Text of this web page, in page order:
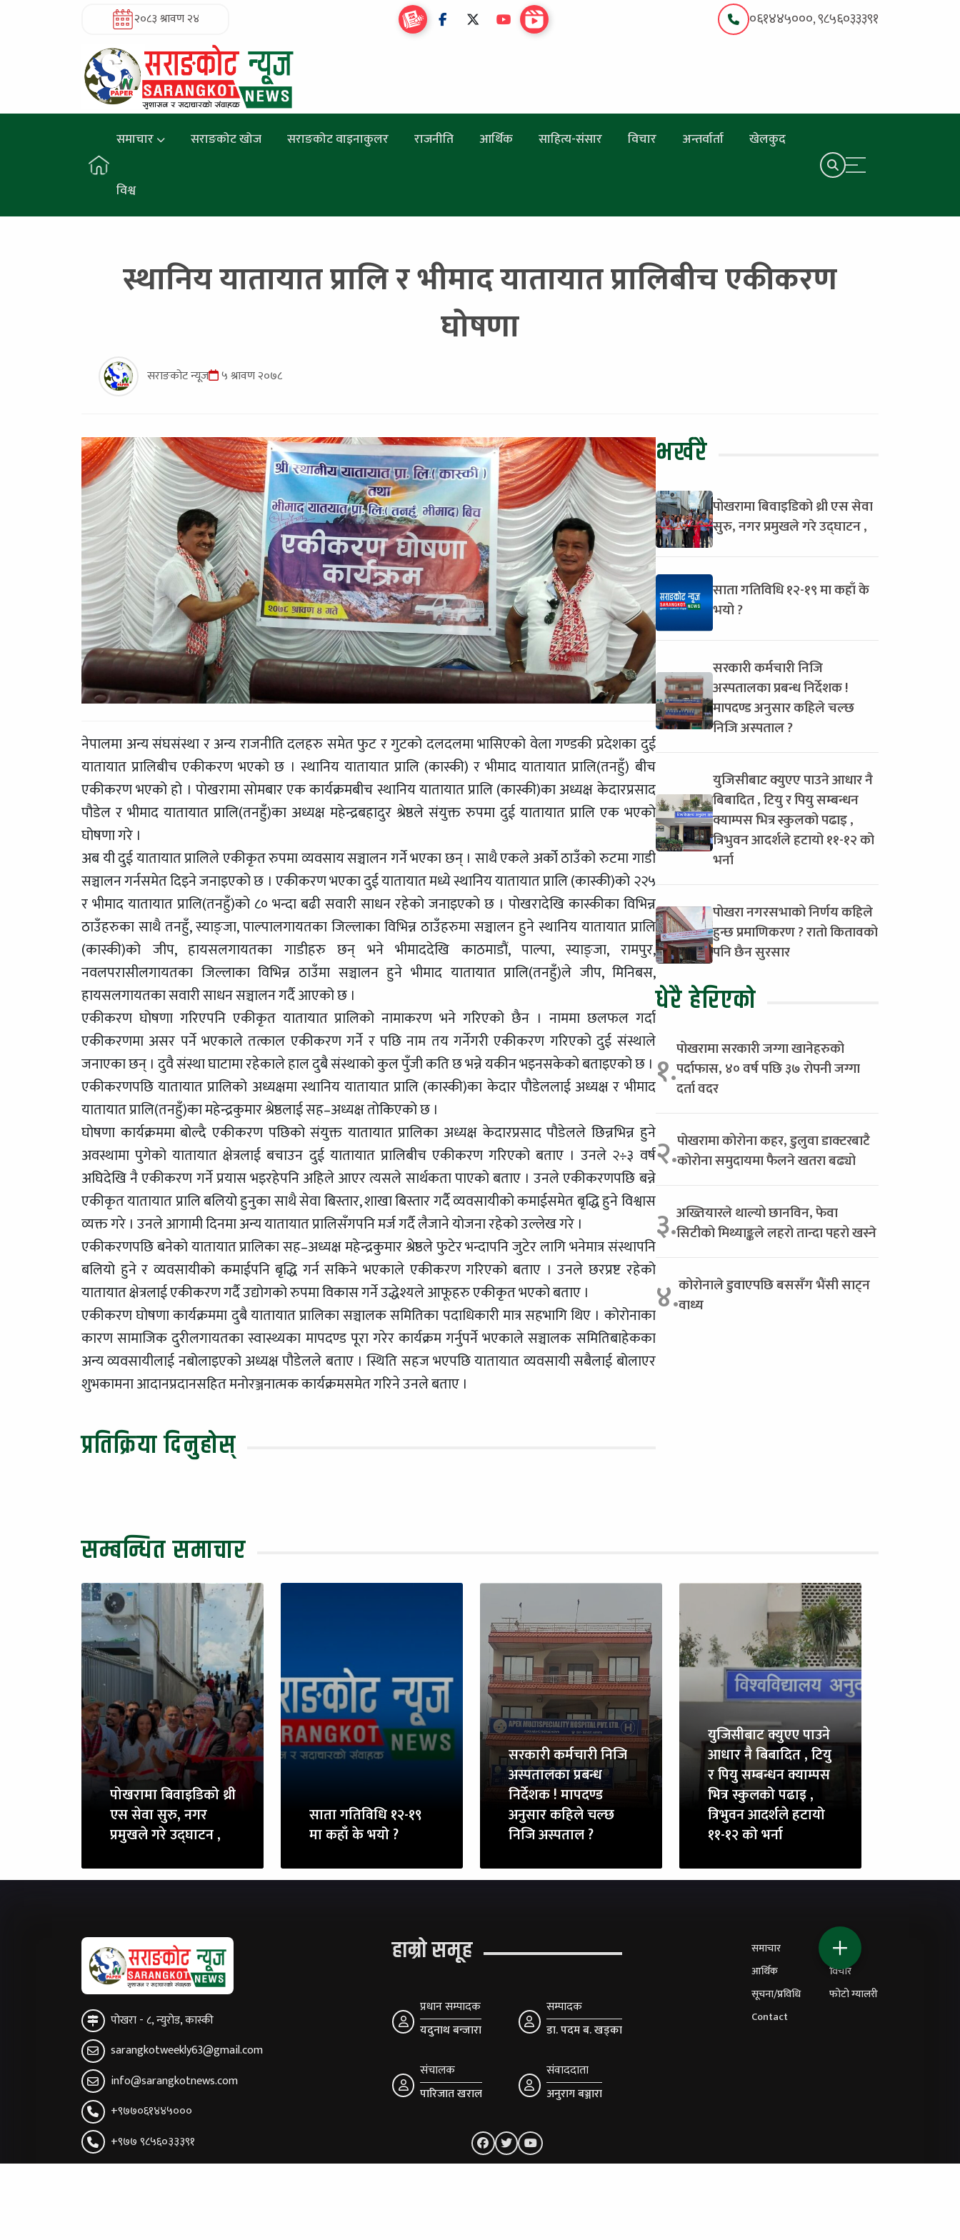
२०८३ श्रावण २४ ०६१४४५०००, ९८५६०३३३९१
समाचार सराङकोट खोज सराङकोट वाइनाकुलर राजनीति आर्थिक साहित्य-संसार विचार अन्तर्वार्ता खेलकुद
विश्व
स्थानिय यातायात प्रालि र भीमाद यातायात प्रालिबीच एकीकरण
घोषणा
सराङकोट न्यूज ५ श्रावण २०७८
नेपालमा अन्य संघसंस्था र अन्य राजनीति दलहरु समेत फुट र गुटको दलदलमा भासिएको वेला गण्डकी प्रदेशका दुई
यातायात प्रालिबीच एकीकरण भएको छ । स्थानिय यातायात प्रालि (कास्की) र भीमाद यातायात प्रालि(तनहुँ) बीच
एकीकरण भएको हो । पोखरामा सोमबार एक कार्यक्रमबीच स्थानिय यातायात प्रालि (कास्की)का अध्यक्ष केदारप्रसाद
पौडेल र भीमाद यातायात प्रालि(तनहुँ)का अध्यक्ष महेन्द्रबहादुर श्रेष्ठले संयुक्त रुपमा दुई यातायात प्रालि एक भएको
घोषणा गरे ।
अब यी दुई यातायात प्रालिले एकीकृत रुपमा व्यवसाय सञ्चालन गर्ने भएका छन् । साथै एकले अर्को ठाउँको रुटमा गाडी
सञ्चालन गर्नसमेत दिइने जनाइएको छ । एकीकरण भएका दुई यातायात मध्ये स्थानिय यातायात प्रालि (कास्की)को २२५
र भीमाद यातायात प्रालि(तनहुँ)को ८० भन्दा बढी सवारी साधन रहेको जनाइएको छ । पोखरादेखि कास्कीका विभिन्न
ठाउँहरुका साथै तनहुँ, स्याङ्जा, पाल्पालगायतका जिल्लाका विभिन्न ठाउँहरुमा सञ्चालन हुने स्थानिय यातायात प्रालि
(कास्की)को जीप, हायसलगायतका गाडीहरु छन् भने भीमाददेखि काठमाडौं, पाल्पा, स्याङ्जा, रामपुर,
नवलपरासीलगायतका जिल्लाका विभिन्न ठाउँमा सञ्चालन हुने भीमाद यातायात प्रालि(तनहुँ)ले जीप, मिनिबस,
हायसलगायतका सवारी साधन सञ्चालन गर्दै आएको छ ।
एकीकरण घोषणा गरिएपनि एकीकृत यातायात प्रालिको नामाकरण भने गरिएको छैन । नाममा छलफल गर्दा
एकीकरणमा असर पर्ने भएकाले तत्काल एकीकरण गर्ने र पछि नाम तय गर्नेगरी एकीकरण गरिएको दुई संस्थाले
जनाएका छन् । दुवै संस्था घाटामा रहेकाले हाल दुबै संस्थाको कुल पुँजी कति छ भन्ने यकीन भइनसकेको बताइएको छ ।
एकीकरणपछि यातायात प्रालिको अध्यक्षमा स्थानिय यातायात प्रालि (कास्की)का केदार पौडेललाई अध्यक्ष र भीमाद
यातायात प्रालि(तनहुँ)का महेन्द्रकुमार श्रेष्ठलाई सह–अध्यक्ष तोकिएको छ ।
घोषणा कार्यक्रममा बोल्दै एकीकरण पछिको संयुक्त यातायात प्रालिका अध्यक्ष केदारप्रसाद पौडेलले छिन्नभिन्न हुने
अवस्थामा पुगेको यातायात क्षेत्रलाई बचाउन दुई यातायात प्रालिबीच एकीकरण गरिएको बताए । उनले २÷३ वर्ष
अघिदेखि नै एकीकरण गर्ने प्रयास भइरहेपनि अहिले आएर त्यसले सार्थकता पाएको बताए । उनले एकीकरणपछि बन्ने
एकीकृत यातायात प्रालि बलियो हुनुका साथै सेवा बिस्तार, शाखा बिस्तार गर्दै व्यवसायीको कमाईसमेत बृद्धि हुने विश्वास
व्यक्त गरे । उनले आगामी दिनमा अन्य यातायात प्रालिसँगपनि मर्ज गर्दै लैजाने योजना रहेको उल्लेख गरे ।
एकीकरणपछि बनेको यातायात प्रालिका सह–अध्यक्ष महेन्द्रकुमार श्रेष्ठले फुटेर भन्दापनि जुटेर लागि भनेमात्र संस्थापनि
बलियो हुने र व्यवसायीको कमाईपनि बृद्धि गर्न सकिने भएकाले एकीकरण गरिएको बताए । उनले छरप्रष्ट रहेको
यातायात क्षेत्रलाई एकीकरण गर्दै उद्योगको रुपमा विकास गर्ने उद्धेश्यले आफूहरु एकीकृत भएको बताए ।
एकीकरण घोषणा कार्यक्रममा दुबै यातायात प्रालिका सञ्चालक समितिका पदाधिकारी मात्र सहभागि थिए । कोरोनाका
कारण सामाजिक दुरीलगायतका स्वास्थ्यका मापदण्ड पूरा गरेर कार्यक्रम गर्नुपर्ने भएकाले सञ्चालक समितिबाहेकका
अन्य व्यवसायीलाई नबोलाइएको अध्यक्ष पौडेलले बताए । स्थिति सहज भएपछि यातायात व्यवसायी सबैलाई बोलाएर
शुभकामना आदानप्रदानसहित मनोरञ्जनात्मक कार्यक्रमसमेत गरिने उनले बताए ।
प्रतिक्रिया दिनुहोस्
भर्खरै
पोखरामा बिवाइडिको थ्री एस सेवा
सुरु, नगर प्रमुखले गरे उद्घाटन ,
साता गतिविधि १२-१९ मा कहाँ के
भयो ?
सरकारी कर्मचारी निजि
अस्पतालका प्रबन्ध निर्देशक !
मापदण्ड अनुसार कहिले चल्छ
निजि अस्पताल ?
युजिसीबाट क्युएए पाउने आधार नै
बिबादित , टियु र पियु सम्बन्धन
क्याम्पस भित्र स्कुलको पढाइ ,
त्रिभुवन आदर्शले हटायो ११-१२ को
भर्ना
पोखरा नगरसभाको निर्णय कहिले
हुन्छ प्रमाणिकरण ? रातो कितावको
पनि छैन सुरसार
धेरै हेरिएको
१.पोखरामा सरकारी जग्गा खानेहरुको
पर्दाफास, ४० वर्ष पछि ३७ रोपनी जग्गा
दर्ता वदर
२.पोखरामा कोरोना कहर, डुलुवा डाक्टरबाटै
कोरोना समुदायमा फैलने खतरा बढ्यो
३.अख्तियारले थाल्यो छानविन, फेवा
सिटीको मिथ्याङ्कले लहरो तान्दा पहरो खस्ने
४.कोरोनाले डुवाएपछि बससँग भैंसी साट्न
वाध्य
सम्बन्धित समाचार
पोखरामा बिवाइडिको थ्री
एस सेवा सुरु, नगर
प्रमुखले गरे उद्घाटन ,
साता गतिविधि १२-१९
मा कहाँ के भयो ?
सरकारी कर्मचारी निजि
अस्पतालका प्रबन्ध
निर्देशक ! मापदण्ड
अनुसार कहिले चल्छ
निजि अस्पताल ?
युजिसीबाट क्युएए पाउने
आधार नै बिबादित , टियु
र पियु सम्बन्धन क्याम्पस
भित्र स्कुलको पढाइ ,
त्रिभुवन आदर्शले हटायो
११-१२ को भर्ना
पोखरा - ८, न्युरोड, कास्की
sarangkotweekly63@gmail.com
info@sarangkotnews.com
+९७७०६१४४५०००
+९७७ ९८५६०३३३९१
हाम्रो समूह
प्रधान सम्पादक
यदुनाथ बन्जारा
सम्पादक
डा. पदम ब. खड्का
संचालक
पारिजात खराल
संवाददाता
अनुराग बञ्जारा
समाचार
शिक्षा
आर्थिक
विचार
सूचना/प्रविधि
फोटो ग्यालरी
Contact